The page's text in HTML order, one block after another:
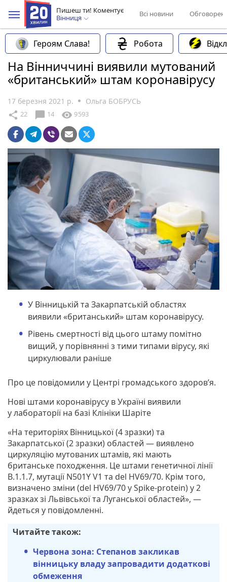
Пишеш ти! Коментує
Вінниця
Всі новини
Героям Слава! Робота
На Вінниччині виявили мутований
«британський» штам коронавірусу
17 березня 2021 р. Ольга БОБРУСЬ
share 22 chat_bubble 14 visibility 9593
У Вінницькій та Закарпатській областях
виявили «британський» штам коронавірусу.
Рівень смертності від цього штаму помітно
вищий, у порівнянні з тими типами вірусу, які
циркулювали раніше
Про це повідомили у Центрі громадського здоров’я.
Нові штами коронавірусу в Україні виявили
у лабораторії на базі Клініки Шаріте
«На територіях Вінницької (4 зразки) та
Закарпатської (2 зразки) областей — виявлено
циркуляцію мутованих штамів, які мають
британське походження. Це штами генетичної лінії
B.1.1.7, мутації N501Y V1 та del HV69/70. Крім того,
визначено зміни (del HV69/70 у Spike-protein) у 2
зразках зі Львівської та Луганської областей», —
йдеться у повідомленні.
Читайте також:
Червона зона: Степанов закликав
вінницьку владу запровадити додаткові
обмеження